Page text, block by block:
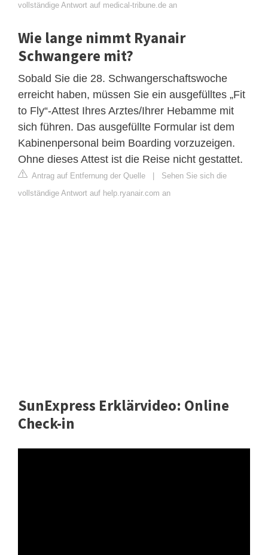
vollständige Antwort auf medical-tribune.de an
Wie lange nimmt Ryanair
Schwangere mit?
Sobald Sie die 28. Schwangerschaftswoche
erreicht haben, müssen Sie ein ausgefülltes „Fit
to Fly“-Attest Ihres Arztes/Ihrer Hebamme mit
sich führen. Das ausgefüllte Formular ist dem
Kabinenpersonal beim Boarding vorzuzeigen.
Ohne dieses Attest ist die Reise nicht gestattet.
Antrag auf Entfernung der Quelle
Sehen Sie sich die
vollständige Antwort auf help.ryanair.com an
SunExpress Erklärvideo: Online
Check-in